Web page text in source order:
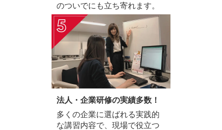
のついでにも立ち寄れます。
法人・企業研修の実績多数！
多くの企業に選ばれる実践的
な講習内容で、現場で役立つ